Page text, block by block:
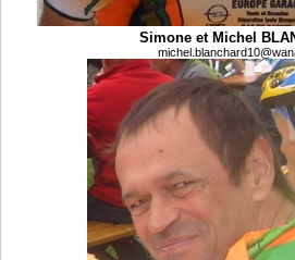
Simone et Michel